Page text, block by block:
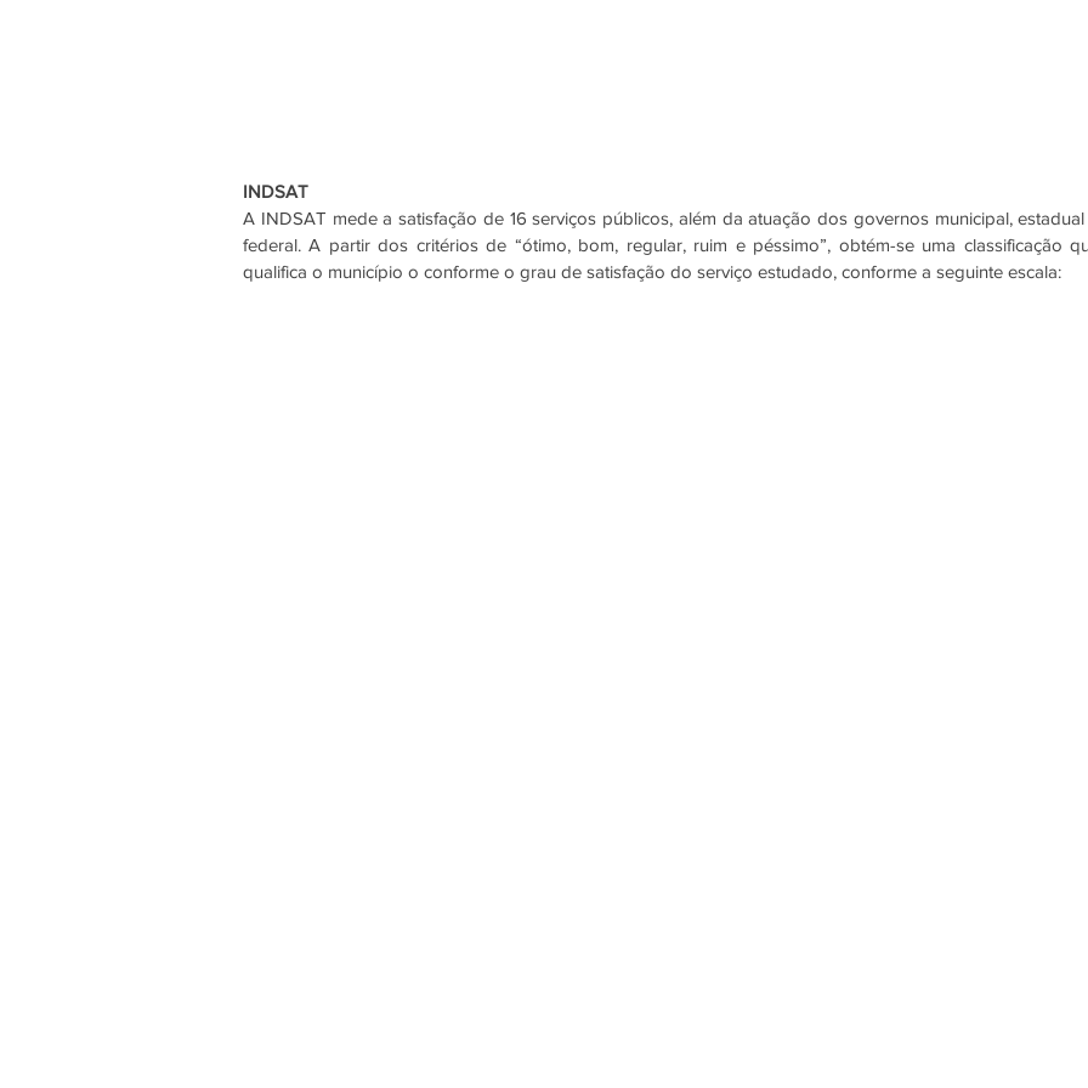
INDSAT
A INDSAT mede a satisfação de 16 serviços públicos, além da atuação dos governos municipal,
federal. A partir dos critérios de “ótimo, bom, regular, ruim e péssimo”, obtém-se uma classificação
qualifica o município o conforme o grau de satisfação do serviço estudado, conforme a seguinte escala: